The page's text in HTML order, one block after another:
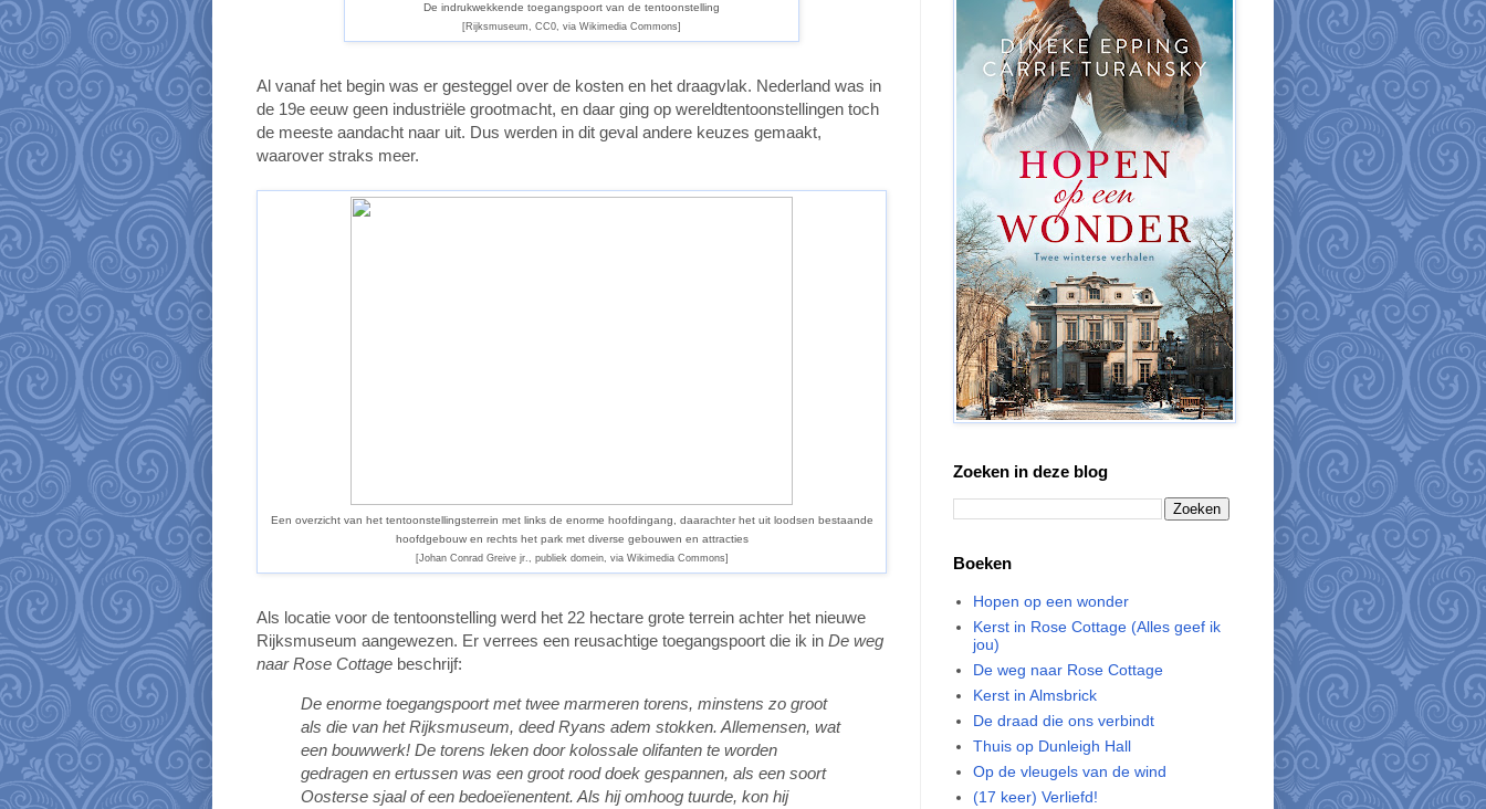
De indrukwekkende toegangspoort van de tentoonstelling
[Rijksmuseum, CC0, via Wikimedia Commons]
Al vanaf het begin was er gesteggel over de kosten en het draagvlak. Nederland was in
de 19e eeuw geen industriële grootmacht, en daar ging op wereldtentoonstellingen toch
de meeste aandacht naar uit. Dus werden in dit geval andere keuzes gemaakt,
waarover straks meer.
Een overzicht van het tentoonstellingsterrein met links de enorme hoofdingang, daarachter het uit loodsen bestaande
hoofdgebouw en rechts het park met diverse gebouwen en attracties
[Johan Conrad Greive jr., publiek domein, via Wikimedia Commons]
Als locatie voor de tentoonstelling werd het 22 hectare grote terrein achter het nieuwe
Rijksmuseum aangewezen. Er verrees een reusachtige toegangspoort die ik in De weg
naar Rose Cottage beschrijf:
De enorme toegangspoort met twee marmeren torens, minstens zo groot
als die van het Rijksmuseum, deed Ryans adem stokken. Allemensen, wat
een bouwwerk! De torens leken door kolossale olifanten te worden
gedragen en ertussen was een groot rood doek gespannen, als een soort
Oosterse sjaal of een bedoeïenentent. Als hij omhoog tuurde, kon hij
Zoeken in deze blog
Boeken
Hopen op een wonder
Kerst in Rose Cottage (Alles geef ik
jou)
De weg naar Rose Cottage
Kerst in Almsbrick
De draad die ons verbindt
Thuis op Dunleigh Hall
Op de vleugels van de wind
(17 keer) Verliefd!